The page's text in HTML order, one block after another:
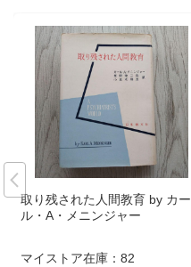
取り残された人間教育 by カー
ル・A・メニンジャー
マイストア在庫： 82